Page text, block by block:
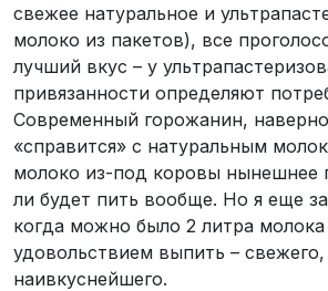
свежее натуральное и
молоко из пакетов), все
лучший вкус – у
привязанности определяют
Современный горожанин,
«справится» с натуральным
молоко из-под коровы нынешнее
ли будет пить вообще. Но я еще
когда можно было 2 литра молока
удовольствием выпить – свежего,
наивкуснейшего.